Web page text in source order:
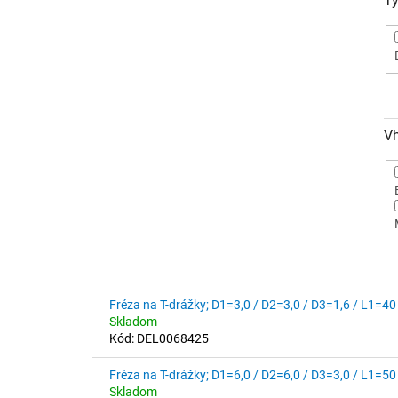
i
Fréza na T-drážky; D1=3,0 / D2=3,0 / D3=1,6 /
Skladom
Kód: DEL0068425
Fréza na T-drážky; D1=6,0 / D2=6,0 / D3=3,0 /
Skladom